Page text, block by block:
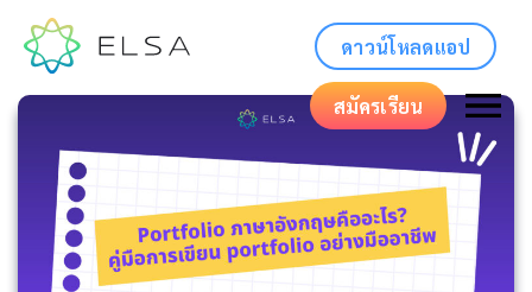
ดาวน์โหลดแอป
สมัครเรียน